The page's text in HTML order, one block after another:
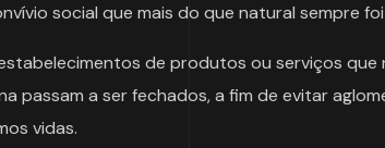
social que mais do que natural sempre
de produtos ou serviços
passam a ser fechados, a fim de evitar
vidas.